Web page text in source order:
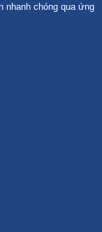
nhanh chóng qua ứng